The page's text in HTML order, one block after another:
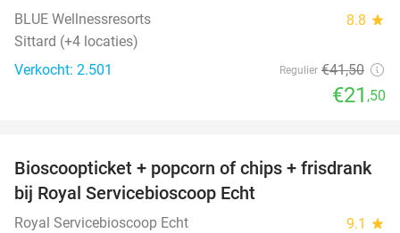
BLUE Wellnessresorts 8.8 star
Sittard (+4 locaties)
Verkocht: 2.501
Regulier €41,50
€21 ,50
34%
Bioscoopticket + popcorn of chips + frisdrank
bij Royal Servicebioscoop Echt
Royal Servicebioscoop Echt 9.1 star